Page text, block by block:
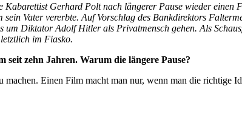
Gerhard Polt nach längerer Pause wieder
Vater vererbte. Auf Vorschlag des Bankdirektors
Diktator Adolf Hitler als Privatmensch gehen. Als
im Fiasko.
zehn Jahren. Warum die längere Pause?
Einen Film macht man nur, wenn man die richtige